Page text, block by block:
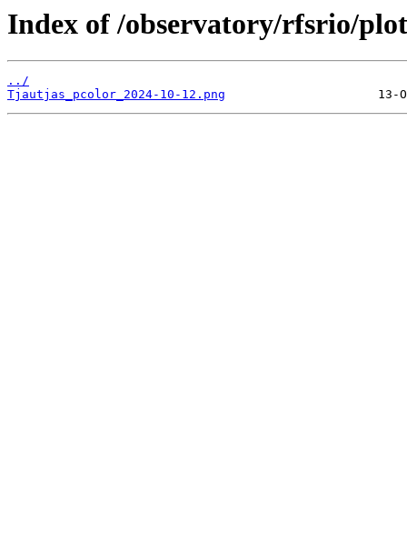
Index of /observatory/rfsrio/
../
Tjautjas_pcolor_2024-10-12.png